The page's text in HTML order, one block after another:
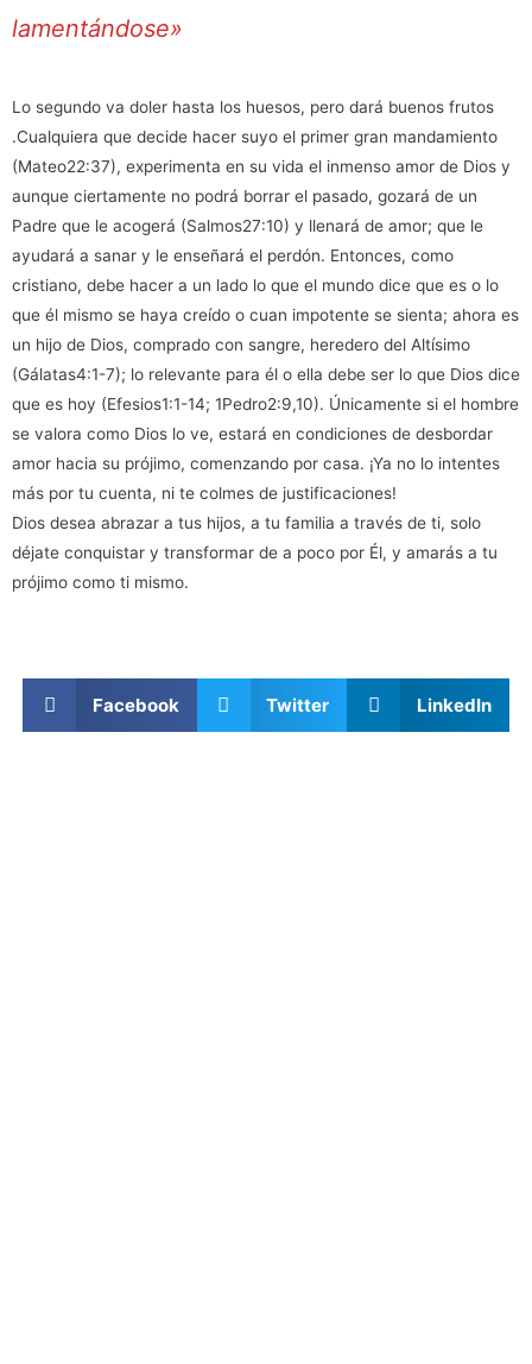
lamentándose»
Lo segundo va doler hasta los huesos, pero dará buenos frutos
.Cualquiera que decide hacer suyo el primer gran mandamiento
(Mateo22:37), experimenta en su vida el inmenso amor de Dios y
aunque ciertamente no podrá borrar el pasado, gozará de un
Padre que le acogerá (Salmos27:10) y llenará de amor; que le
ayudará a sanar y le enseñará el perdón. Entonces, como
cristiano, debe hacer a un lado lo que el mundo dice que es o lo
que él mismo se haya creído o cuan impotente se sienta; ahora es
un hijo de Dios, comprado con sangre, heredero del Altísimo
(Gálatas4:1-7); lo relevante para él o ella debe ser lo que Dios dice
que es hoy (Efesios1:1-14; 1Pedro2:9,10). Únicamente si el hombre
se valora como Dios lo ve, estará en condiciones de desbordar
amor hacia su prójimo, comenzando por casa. ¡Ya no lo intentes
más por tu cuenta, ni te colmes de justificaciones!
Dios desea abrazar a tus hijos, a tu familia a través de ti, solo
déjate conquistar y transformar de a poco por Él, y amarás a tu
prójimo como ti mismo.
Facebook Twitter LinkedIn